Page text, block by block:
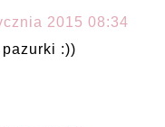
2015 08:34
:))